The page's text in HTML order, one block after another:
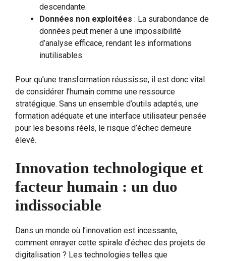
descendante.
Données non exploitées : La surabondance de
données peut mener à une impossibilité
d’analyse efficace, rendant les informations
inutilisables.
Pour qu’une transformation réussisse, il est donc vital
de considérer l’humain comme une ressource
stratégique. Sans un ensemble d’outils adaptés, une
formation adéquate et une interface utilisateur pensée
pour les besoins réels, le risque d’échec demeure
élevé.
Innovation technologique et
facteur humain : un duo
indissociable
Dans un monde où l’innovation est incessante,
comment enrayer cette spirale d’échec des projets de
digitalisation ? Les technologies telles que